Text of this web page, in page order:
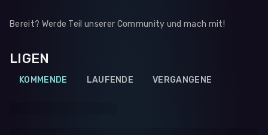
Bereit? Werde Teil unserer Community und mach mit!
LIGEN
KOMMENDE LAUFENDE VERGANGENE